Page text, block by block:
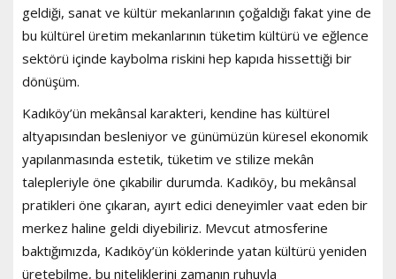
geldiği, sanat ve kültür mekanlarının çoğaldığı fakat yine de
bu kültürel üretim mekanlarının tüketim kültürü ve eğlence
sektörü içinde kaybolma riskini hep kapıda hissettiği bir
dönüşüm.
Kadıköy’ün mekânsal karakteri, kendine has kültürel
altyapısından besleniyor ve günümüzün küresel ekonomik
yapılanmasında estetik, tüketim ve stilize mekân
talepleriyle öne çıkabilir durumda. Kadıköy, bu mekânsal
pratikleri öne çıkaran, ayırt edici deneyimler vaat eden bir
merkez haline geldi diyebiliriz. Mevcut atmosferine
baktığımızda, Kadıköy’ün köklerinde yatan kültürü yeniden
üretebilme, bu niteliklerini zamanın ruhuyla